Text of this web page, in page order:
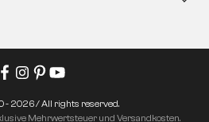
- 2026 / All rights reserved.
Mehrwertsteuer und Versandkosten.